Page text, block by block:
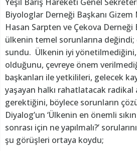
Yeşil Barış Hareketi Genel
Biyologlar Derneği Başkanı
Hasan Sarpten ve Çekova Derneği
ülkenin temel sorunlarına
sundu. Ülkenin iyi
olduğunu, çevreye önem
başkanları ile yetkilileri, gelecek
yaşayan halkı rahatlatacak radikal
gerektiğini, böylece sorunların
Diyalog’un ‘Ülkenin en önemli
sonrası için ne yapılmalı?’
şu görüşleri ortaya koydu;